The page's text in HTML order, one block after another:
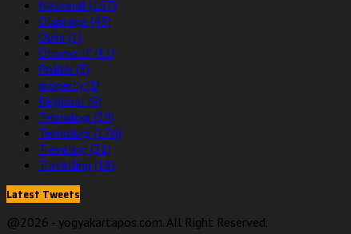
Nasional (167)
Olahraga (43)
Opini (1)
Otomotif (11)
Politik (5)
property(1)
Regional (9)
Teknologi (29)
Teknologi (176)
Traveling (21)
Travelling (18)
Latest Tweets
@2026 - yogyakartapos.com. All Right Reserved.